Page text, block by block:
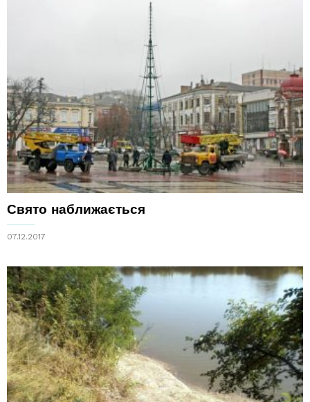
Свято наближається
07.12.2017